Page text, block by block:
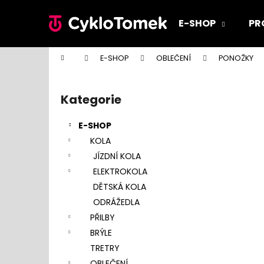
E-SHOP
Domů E-SHOP OBLEČENÍ PONOŽKY
Přeskočit
kategorie
Kategorie
E-SHOP
KOLA
JÍZDNÍ KOLA
ELEKTROKOLA
DĚTSKÁ KOLA
ODRÁŽEDLA
PŘILBY
BRÝLE
TRETRY
í
Zpět
do
Zpět
do